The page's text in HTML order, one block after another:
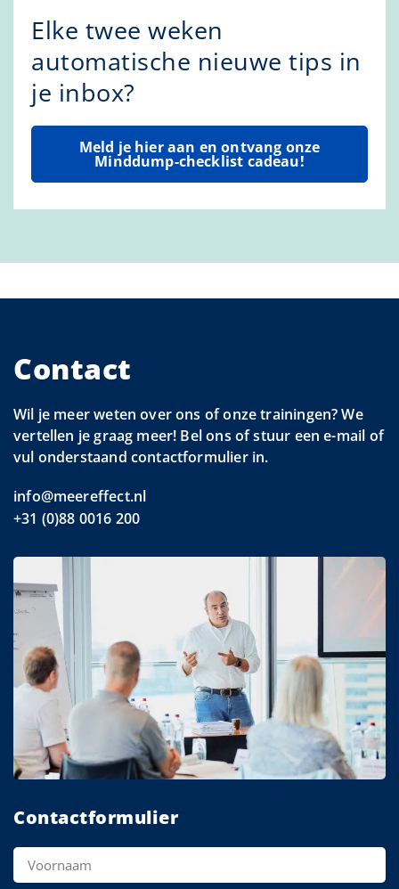
Elke twee weken
automatische nieuwe tips in
je inbox?
Meld je hier aan en ontvang onze
Minddump-checklist cadeau!
Contact
Wil je meer weten over ons of onze trainingen? We
vertellen je graag meer! Bel ons of stuur een e-mail of
vul onderstaand contactformulier in.
info@meereffect.nl
+31 (0)88 0016 200
Contactformulier